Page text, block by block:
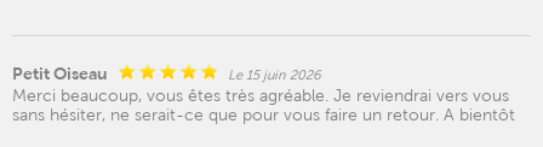
Petit Oiseau Le 15 juin 2026
Merci beaucoup, vous êtes très agréable. Je reviendrai vers vous
sans hésiter, ne serait-ce que pour vous faire un retour. A bientôt